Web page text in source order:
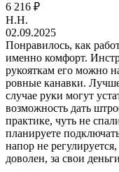
6 216 ₽
Н.Н.
02.09.2025
Понравилось, как
именно комфорт.
рукояткам его можно
ровные канавки.
случае руки могут
возможность дать
практике, чуть не
планируете
напор не
доволен, за свои